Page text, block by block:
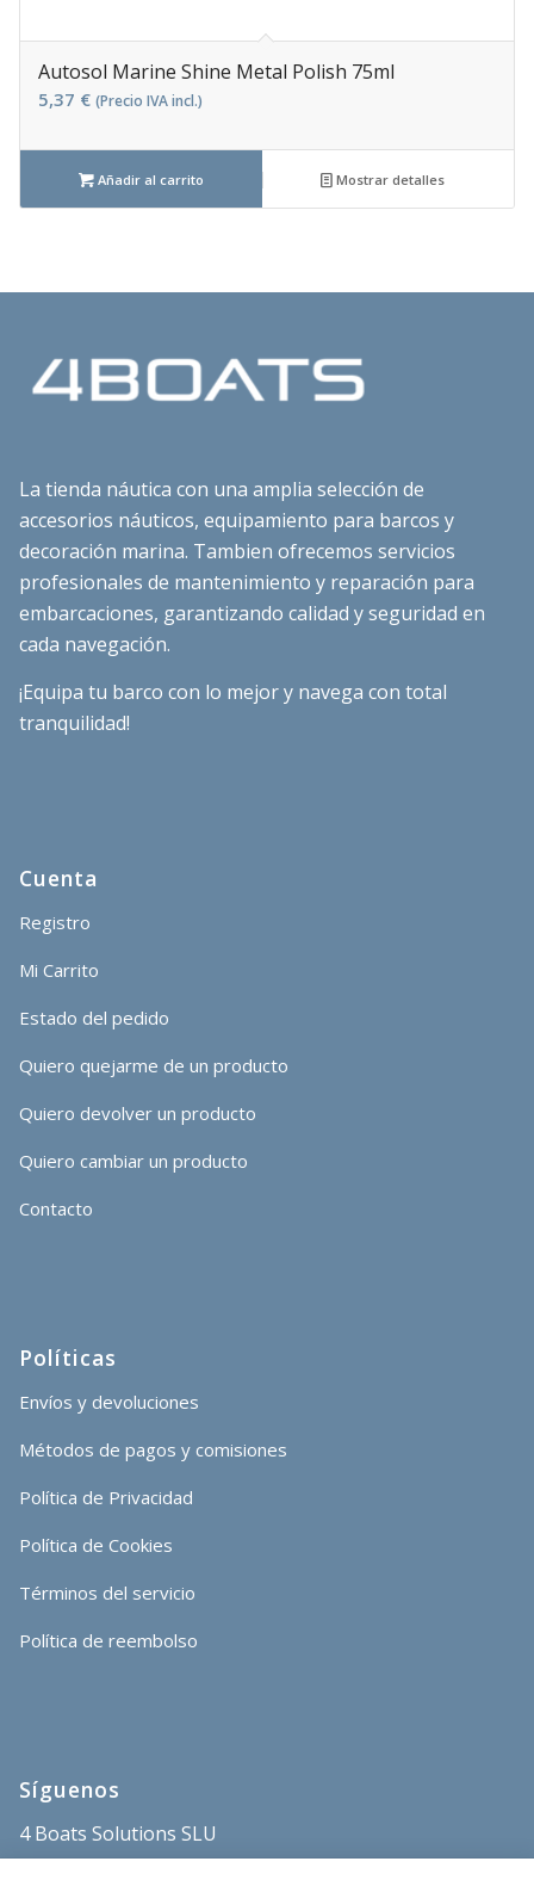
Autosol Marine Shine Metal Polish 75ml
5,37 € (Precio IVA incl.)
Añadir al carrito Mostrar detalles
La tienda náutica con una amplia selección de
accesorios náuticos, equipamiento para barcos y
decoración marina. Tambien ofrecemos servicios
profesionales de mantenimiento y reparación para
embarcaciones, garantizando calidad y seguridad en
cada navegación.
¡Equipa tu barco con lo mejor y navega con total
tranquilidad!
Cuenta
Registro
Mi Carrito
Estado del pedido
Quiero quejarme de un producto
Quiero devolver un producto
Quiero cambiar un producto
Contacto
Políticas
Envíos y devoluciones
Métodos de pagos y comisiones
Política de Privacidad
Política de Cookies
Términos del servicio
Política de reembolso
Síguenos
4 Boats Solutions SLU